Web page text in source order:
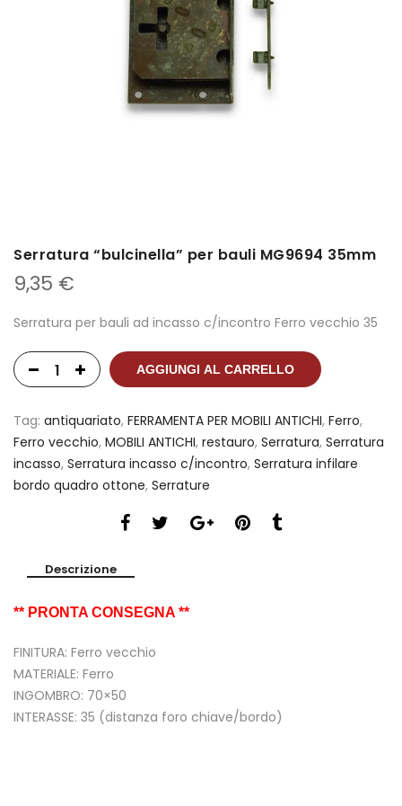
Serratura “bulcinella” per bauli MG9694 35mm
9,35 €
Serratura per bauli ad incasso c/incontro Ferro vecchio 35
AGGIUNGI AL CARRELLO
Tag: antiquariato, FERRAMENTA PER MOBILI ANTICHI, Ferro,
Ferro vecchio, MOBILI ANTICHI, restauro, Serratura, Serratura
incasso, Serratura incasso c/incontro, Serratura infilare
bordo quadro ottone, Serrature
Descrizione
** PRONTA CONSEGNA **
FINITURA: Ferro vecchio
MATERIALE: Ferro
INGOMBRO: 70×50
INTERASSE: 35 (distanza foro chiave/bordo)